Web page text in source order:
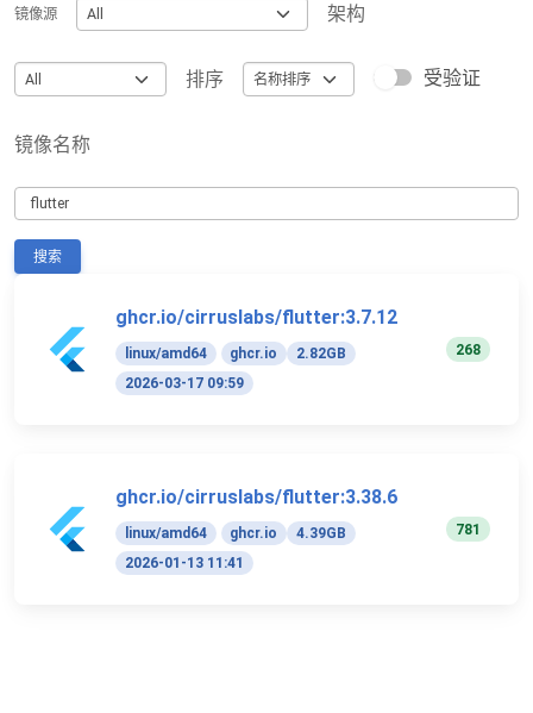
镜像源 架构
排序 受验证
镜像名称
搜索
ghcr.io/cirruslabs/flutter:3.7.12
linux/amd64 ghcr.io
2.82GB
2026-03-17 09:59
268
ghcr.io/cirruslabs/flutter:3.38.6
linux/amd64 ghcr.io
4.39GB
2026-01-13 11:41
781